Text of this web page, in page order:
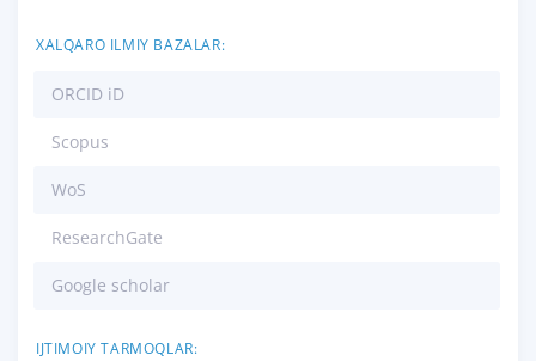
XALQARO ILMIY BAZALAR:
ORCID iD
Scopus
WoS
ResearchGate
Google scholar
IJTIMOIY TARMOQLAR: